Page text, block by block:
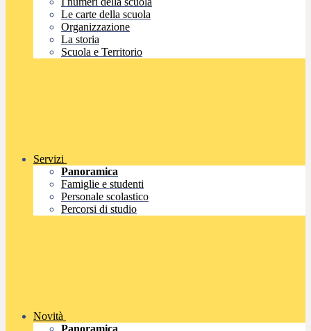
Le carte della scuola
Organizzazione
La storia
Scuola e Territorio
Servizi
Panoramica
Famiglie e studenti
Personale scolastico
Percorsi di studio
Novità